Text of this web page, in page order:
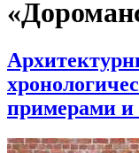
примерами и